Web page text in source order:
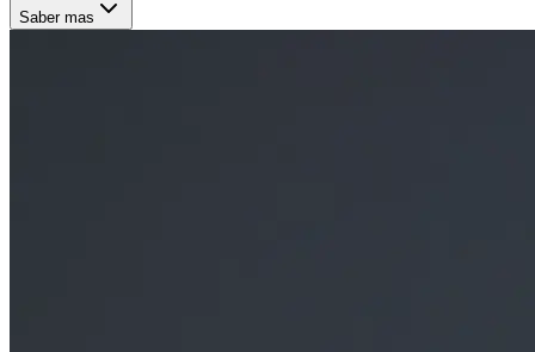
Saber mas